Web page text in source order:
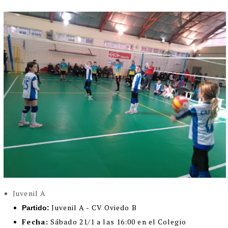
Juvenil A
Partido: Juvenil A - CV Oviedo B
Fecha: Sábado 21/1 a las 16:00 en el Colegio